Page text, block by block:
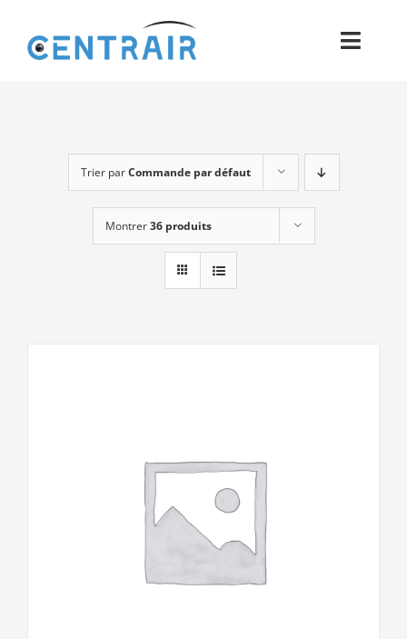
contenu
Moyens
Pièces
Process
Trier parCommande par défaut
Montrer36 produits